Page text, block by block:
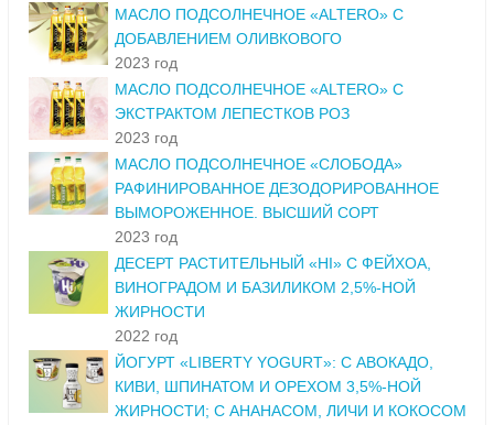
МАСЛО ПОДСОЛНЕЧНОЕ «ALTERO» С
ДОБАВЛЕНИЕМ ОЛИВКОВОГО
2023 год
МАСЛО ПОДСОЛНЕЧНОЕ «ALTERO» С
ЭКСТРАКТОМ ЛЕПЕСТКОВ РОЗ
2023 год
МАСЛО ПОДСОЛНЕЧНОЕ «СЛОБОДА»
РАФИНИРОВАННОЕ ДЕЗОДОРИРОВАННОЕ
ВЫМОРОЖЕННОЕ. ВЫСШИЙ СОРТ
2023 год
ДЕСЕРТ РАСТИТЕЛЬНЫЙ «HI» С ФЕЙХОА,
ВИНОГРАДОМ И БАЗИЛИКОМ 2,5%-НОЙ
ЖИРНОСТИ
2022 год
ЙОГУРТ «LIBERTY YOGURT»: С АВОКАДО,
КИВИ, ШПИНАТОМ И ОРЕХОМ 3,5%-НОЙ
ЖИРНОСТИ; С АНАНАСОМ, ЛИЧИ И КОКОСОМ